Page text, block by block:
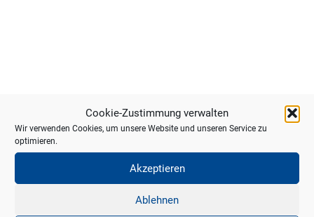
Cookie-Zustimmung verwalten
Wir verwenden Cookies, um unsere Website und unseren Service zu
optimieren.
Akzeptieren
Ablehnen